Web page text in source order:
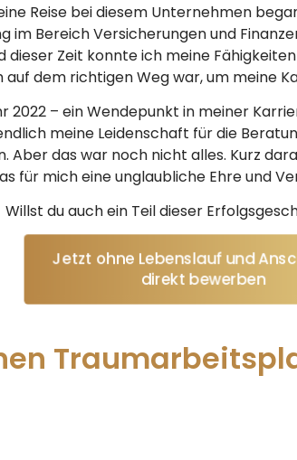
Reise bei diesem Unternehmen
im Bereich Versicherungen und
dieser Zeit konnte ich meine
auf dem richtigen Weg war, um meine
2022 – ein Wendepunkt in meiner
meine Leidenschaft für die
Aber das war noch nicht alles. Kurz
für mich eine unglaubliche Ehre und
Willst du auch ein Teil dieser
Jetzt ohne Lebenslauf und
direkt bewerben